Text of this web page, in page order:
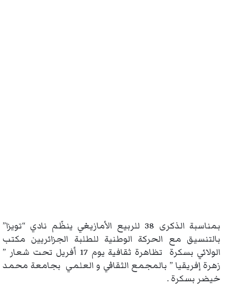
بمناسبة الذكرى 38 للربيع الأمازيغي ينظّم نادي “تويزا”
بالتنسيق مع الحركة الوطنية للطلبة الجزائريين مكتب
الولائي بسكرة تظاهرة ثقافية يوم 17 أفريل تحت شعار ”
زهرة إفريقيا ” بالمجمع الثقافي و العلمي بجامعة محمد
خيضر بسكرة .